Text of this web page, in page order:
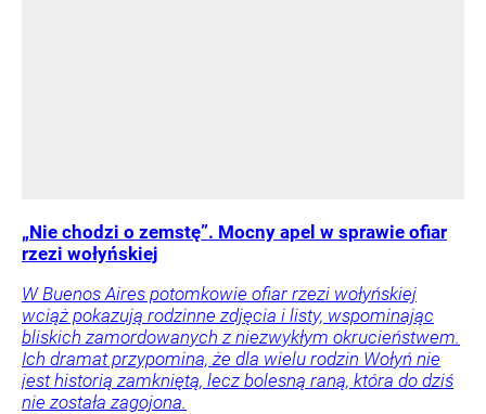
„Nie chodzi o zemstę”. Mocny apel w sprawie ofiar
rzezi wołyńskiej
W Buenos Aires potomkowie ofiar rzezi wołyńskiej
wciąż pokazują rodzinne zdjęcia i listy, wspominając
bliskich zamordowanych z niezwykłym okrucieństwem.
Ich dramat przypomina, że dla wielu rodzin Wołyń nie
jest historią zamkniętą, lecz bolesną raną, która do dziś
nie została zagojona.